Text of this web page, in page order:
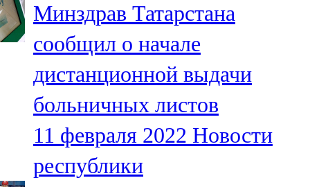
Чүпрәле
91,0 FM
Шәмәрдән
102,3 FM
Яңа чишмә
107,0 FM
Минздрав Татарстана
сообщил о начале
дистанционной выдачи
больничных листов
11 февраля 2022 Новости
республики